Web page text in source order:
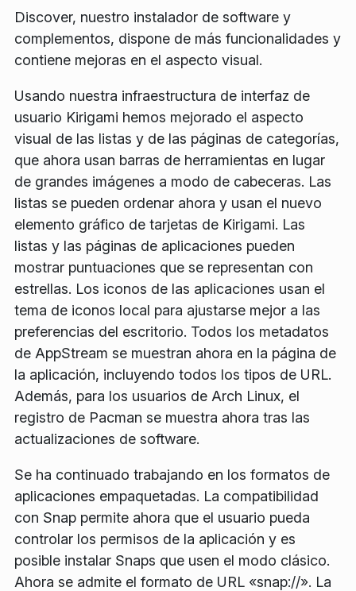
Discover, nuestro instalador de software y
complementos, dispone de más funcionalidades y
contiene mejoras en el aspecto visual.
Usando nuestra infraestructura de interfaz de
usuario Kirigami hemos mejorado el aspecto
visual de las listas y de las páginas de categorías,
que ahora usan barras de herramientas en lugar
de grandes imágenes a modo de cabeceras. Las
listas se pueden ordenar ahora y usan el nuevo
elemento gráfico de tarjetas de Kirigami. Las
listas y las páginas de aplicaciones pueden
mostrar puntuaciones que se representan con
estrellas. Los iconos de las aplicaciones usan el
tema de iconos local para ajustarse mejor a las
preferencias del escritorio. Todos los metadatos
de AppStream se muestran ahora en la página de
la aplicación, incluyendo todos los tipos de URL.
Además, para los usuarios de Arch Linux, el
registro de Pacman se muestra ahora tras las
actualizaciones de software.
Se ha continuado trabajando en los formatos de
aplicaciones empaquetadas. La compatibilidad
con Snap permite ahora que el usuario pueda
controlar los permisos de la aplicación y es
posible instalar Snaps que usen el modo clásico.
Ahora se admite el formato de URL «snap://». La